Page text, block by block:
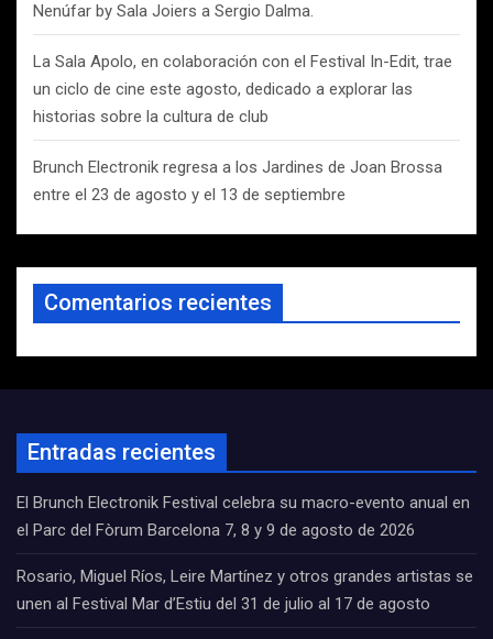
Nenúfar by Sala Joiers a Sergio Dalma.
La Sala Apolo, en colaboración con el Festival In-Edit, trae
un ciclo de cine este agosto, dedicado a explorar las
historias sobre la cultura de club
Brunch Electronik regresa a los Jardines de Joan Brossa
entre el 23 de agosto y el 13 de septiembre
Comentarios recientes
Entradas recientes
El Brunch Electronik Festival celebra su macro-evento anual en
el Parc del Fòrum Barcelona 7, 8 y 9 de agosto de 2026
Rosario, Miguel Ríos, Leire Martínez y otros grandes artistas se
unen al Festival Mar d’Estiu del 31 de julio al 17 de agosto